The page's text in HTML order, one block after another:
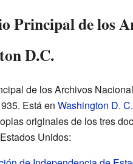
Principal de los
D.C.
de los Archivos
Está en Washington D. C.
originales de los tres
Unidos: